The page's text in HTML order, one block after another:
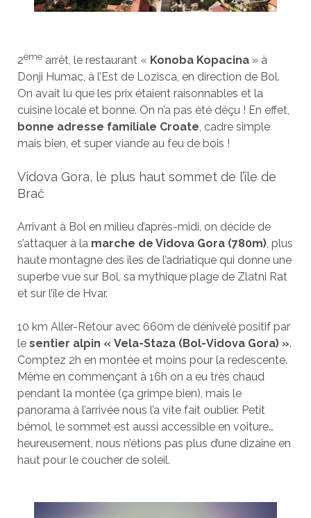
2èmearrêt, le restaurant « Konoba Kopacina» à
Donji Humac, à l’Est de Lozisca, en direction de Bol.
On avait lu que les prix étaient raisonnables et la
cuisine locale et bonne. On n’a pas été déçu ! En effet,
bonne adresse familiale Croate, cadre simple
mais bien, et super viande au feu de bois !
Vidova Gora, le plus haut sommet de l’île de
Brač
Arrivant à Bol en milieu d’après-midi, on décide de
s’attaquer à la marche de Vidova Gora (780m), plus
haute montagne des îles de l’adriatique qui donne une
superbe vue sur Bol, sa mythique plage de Zlatni Rat
et sur l’île de Hvar.
10 km Aller-Retour avec 660m de dénivelé positif par
le sentier alpin « Vela-Staza (Bol-Vidova Gora) ».
Comptez 2h en montée et moins pour la redescente.
Même en commençant à 16h on a eu très chaud
pendant la montée (ça grimpe bien), mais le
panorama à l’arrivée nous l’a vite fait oublier. Petit
bémol, le sommet est aussi accessible en voiture…
heureusement, nous n’étions pas plus d’une dizaine en
haut pour le coucher de soleil.